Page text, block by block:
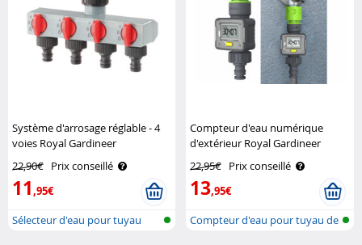
Système d'arrosage réglable - 4
voies Royal Gardineer
22,90€ Prix conseillé
11,95€
Sélecteur d'eau pour tuyau
Compteur d'eau numérique
d'extérieur Royal Gardineer
22,95€ Prix conseillé
13,95€
Compteur d'eau pour tuyau de